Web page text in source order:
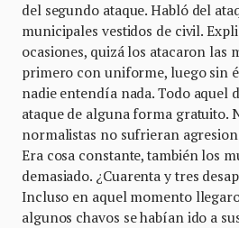
del segundo ataque. Habló del
municipales vestidos de civil.
ocasiones, quizá los atacaron las
primero con uniforme, luego sin
nadie entendía nada. Todo aquel
ataque de alguna forma gratuito.
normalistas no sufrieran
Era cosa constante, también los
demasiado. ¿Cuarenta y tres
Incluso en aquel momento
algunos chavos se habían ido a